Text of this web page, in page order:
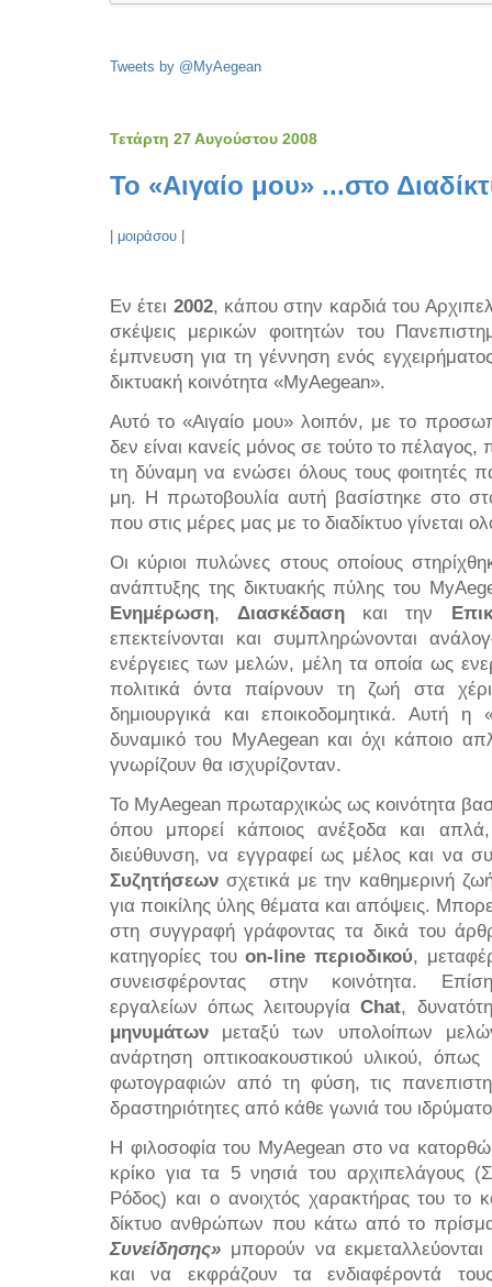
Tweets by @MyAegean
Τετάρτη 27 Αυγούστου 2008
Το «Αιγαίο μου» ...στο
μοιράσου
Εν έτει 2002, κάπου στην καρδιά του
σκέψεις μερικών φοιτητών του
έμπνευση για τη γέννηση ενός
δικτυακή κοινότητα «MyAegean».
Αυτό το «Αιγαίο μου» λοιπόν, με το
δεν είναι κανείς μόνος σε τούτο το πέλαγος,
τη δύναμη να ενώσει όλους τους φοιτητές
μη. Η πρωτοβουλία αυτή βασίστηκε στο
που στις μέρες μας με το διαδίκτυο γίνεται
Οι κύριοι πυλώνες στους οποίους
ανάπτυξης της δικτυακής πύλης του
Ενημέρωση,Διασκέδαση και την
επεκτείνονται και συμπληρώνονται
ενέργειες των μελών, μέλη τα οποία ως
πολιτικά όντα παίρνουν τη ζωή στα
δημιουργικά και εποικοδομητικά. Αυτή
δυναμικό του MyAegean και όχι κάποιο
γνωρίζουν θα ισχυρίζονταν.
Το MyAegean πρωταρχικώς ως κοινότητα
όπου μπορεί κάποιος ανέξοδα και
διεύθυνση, να εγγραφεί ως μέλος και να
Συζητήσεων σχετικά με την καθημερινή
για ποικίλης ύλης θέματα και απόψεις.
στη συγγραφή γράφοντας τα δικά του
κατηγορίες τουon-line περιοδικού,
συνεισφέροντας στην κοινότητα.
εργαλείων όπως λειτουργίαChat,
μηνυμάτων μεταξύ των υπολοίπων
ανάρτηση οπτικοακουστικού υλικού,
φωτογραφιών από τη φύση, τις
δραστηριότητες από κάθε γωνιά του
Η φιλοσοφία του MyAegean στο να
κρίκο για τα 5 νησιά του αρχιπελάγους
Ρόδος) και ο ανοιχτός χαρακτήρας του το
δίκτυο ανθρώπων που κάτω από το
Συνείδησης» μπορούν να εκμεταλλεύονται
και να εκφράζουν τα ενδιαφέροντά